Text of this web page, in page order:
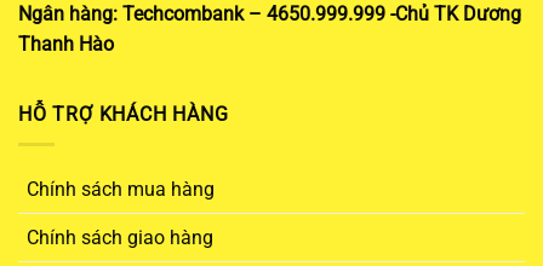
Ngân hàng: Techcombank – 4650.999.999 -Chủ TK Dương
Thanh Hào
HỖ TRỢ KHÁCH HÀNG
Chính sách mua hàng
Chính sách giao hàng